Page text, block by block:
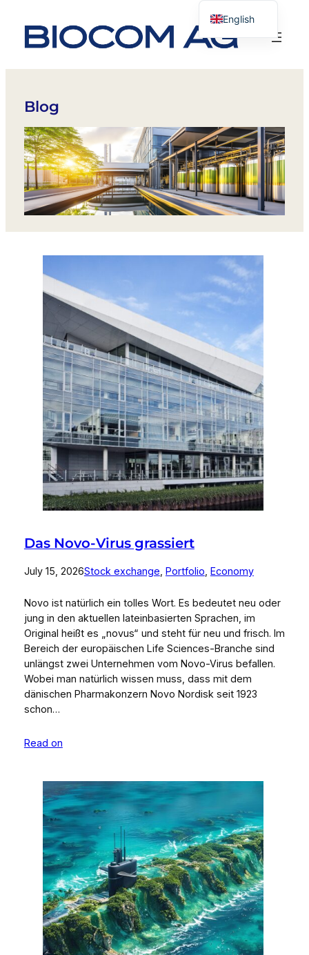
Blog
Das Novo-Virus grassiert
July 15, 2026Stock exchange Portfolio Economy
Novo ist natürlich ein tolles Wort. Es bedeutet neu oder
jung in den aktuellen lateinbasierten Sprachen, im
Original heißt es „novus“ und steht für neu und frisch. Im
Bereich der europäischen Life Sciences-Branche sind
unlängst zwei Unternehmen vom Novo-Virus befallen.
Wobei man natürlich wissen muss, dass mit dem
dänischen Pharmakonzern Novo Nordisk seit 1923
schon…
Read on
English
German